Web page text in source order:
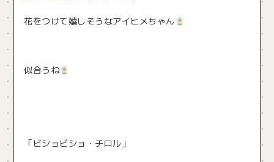
花をつけて嬉しそうなアイヒメちゃん
似合うね
「ビショビショ・チロル」